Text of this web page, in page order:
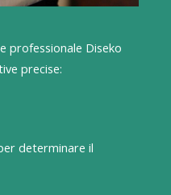
professionale Diseko
precise:
determinare il